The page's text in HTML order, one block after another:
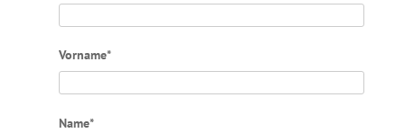
Vorname*
Name*